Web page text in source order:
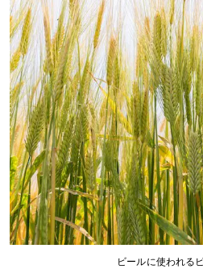
ビールに使われる